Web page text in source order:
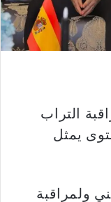
التراب
يمثل
ولمراقبة